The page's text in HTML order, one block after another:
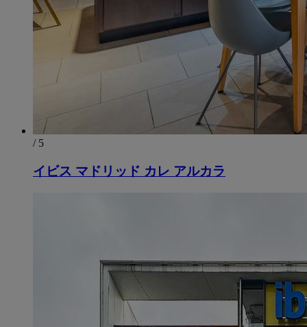
/ 5
イビス マドリッド カレ アルカラ